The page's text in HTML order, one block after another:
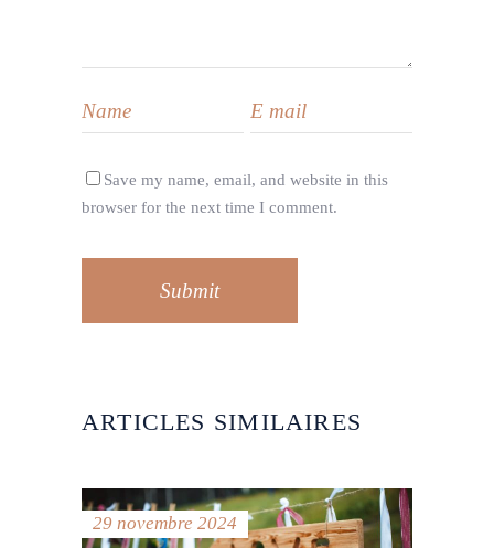
Save my name, email, and website in this
browser for the next time I comment.
Submit
ARTICLES SIMILAIRES
29 novembre 2024